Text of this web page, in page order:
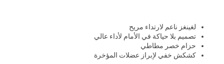
لغينغز ناعم لارتداء مريح
تصميم بلا حياكة في الأمام لأداء عالي
حزام خصر مطاطي
كشكش خفي لإبراز عضلات المؤخرة